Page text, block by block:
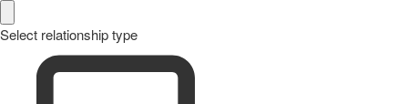
Select relationship type